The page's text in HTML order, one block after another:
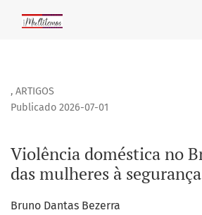
Violência doméstica no Brasil: o
, ARTIGOS
Violência doméstica no
das mulheres à
Publicado 2026-07-01
Bruno Dantas Bezerra